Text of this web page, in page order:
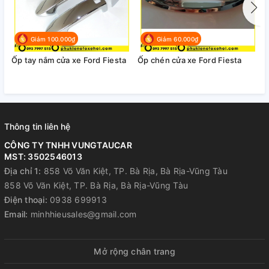
Giảm 100.000₫
Ốp tay nắm cửa xe Ford Fiesta
Giảm 60.000₫
Ốp chén cửa xe Ford Fiesta
Thông tin liên hệ
CÔNG TY TNHH VUNGTAUCAR
MST: 3502546013
Địa chỉ 1: 858 Võ Văn Kiệt, TP. Bà Rịa, Bà Rịa-Vũng Tàu
858 Võ Văn Kiệt, TP. Bà Rịa, Bà Rịa-Vũng Tàu
Điện thoại: 0938 699913
Email: minhhieusales@gmail.com
Mở rộng chân trang